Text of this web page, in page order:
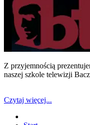
Z przyjemnością
naszej szkole
Czytaj więcej...